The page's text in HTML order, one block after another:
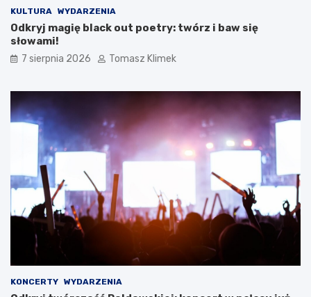
KULTURA WYDARZENIA
Odkryj magię black out poetry: twórz i baw się
słowami!
7 sierpnia 2026 Tomasz Klimek
KONCERTY WYDARZENIA